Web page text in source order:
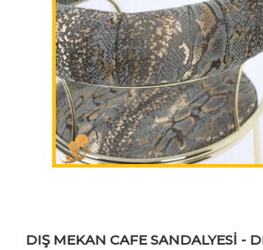
DIŞ MEKAN CAFE SANDALYESİ -